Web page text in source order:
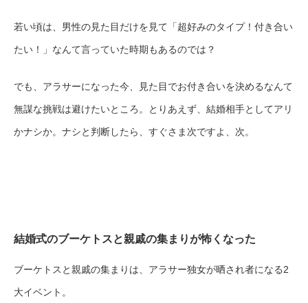
若い頃は、男性の見た目だけを見て「超好みのタイプ！付き合い
たい！」なんて言っていた時期もあるのでは？
でも、アラサーになった今、見た目でお付き合いを決めるなんて
無謀な挑戦は避けたいところ。とりあえず、結婚相手としてアリ
かナシか。ナシと判断したら、すぐさま次ですよ、次。
結婚式のブーケトスと親戚の集まりが怖くなった
ブーケトスと親戚の集まりは、アラサー独女が晒され者になる2
大イベント。